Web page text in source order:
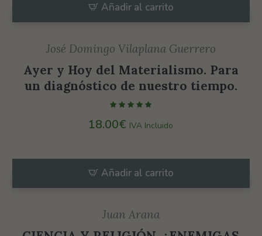
Añadir al carrito
José Domingo Vilaplana Guerrero
Ayer y Hoy del Materialismo. Para
un diagnóstico de nuestro tiempo.
18.00€ IVA Incluido
Añadir al carrito
Juan Arana
nuestra web
funcione lo
durante tu
visita. Si
rechaza estas
cookies,
de la web.
Marketing